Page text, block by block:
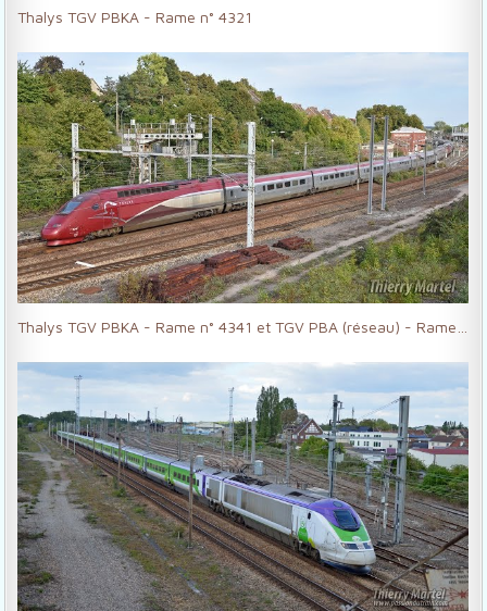
Thalys TGV PBKA - Rame n° 4321